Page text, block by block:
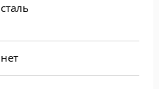
сталь
нет